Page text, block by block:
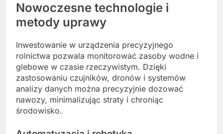
Nowoczesne technologie i
metody uprawy
Inwestowanie w urządzenia precyzyjnego
rolnictwa pozwala monitorować zasoby wodne i
glebowe w czasie rzeczywistym. Dzięki
zastosowaniu czujników, dronów i systemów
analizy danych można precyzyjnie dozować
nawozy, minimalizując straty i chroniąc
środowisko.